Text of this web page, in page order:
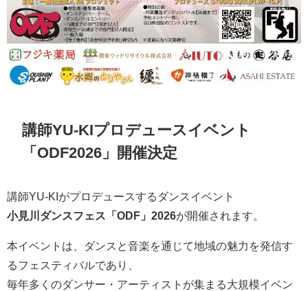
講師YU-KIプロデュースイベント
「ODF2026」開催決定
講師YU-KIがプロデュースするダンスイベント
小見川ダンスフェス「ODF」2026が開催されます。
本イベントは、ダンスと音楽を通じて地域の魅力を発信す
るフェスティバルであり、
毎年多くのダンサー・アーティストが集まる大規模イベン